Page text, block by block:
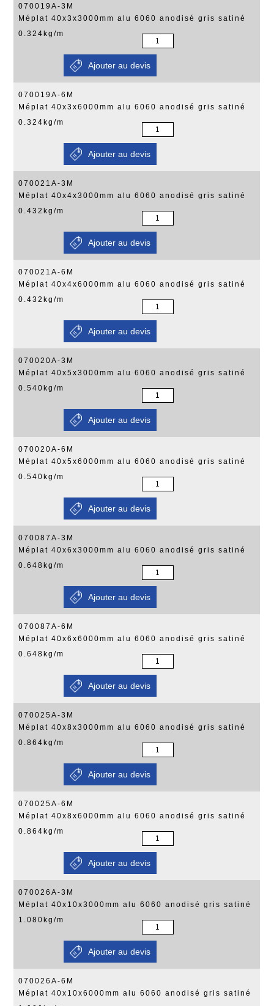
070019A-3M
Méplat 40x3x3000mm alu 6060 anodisé gris satiné
0.324kg/m
070019A-6M
Méplat 40x3x6000mm alu 6060 anodisé gris satiné
0.324kg/m
070021A-3M
Méplat 40x4x3000mm alu 6060 anodisé gris satiné
0.432kg/m
070021A-6M
Méplat 40x4x6000mm alu 6060 anodisé gris satiné
0.432kg/m
070020A-3M
Méplat 40x5x3000mm alu 6060 anodisé gris satiné
0.540kg/m
070020A-6M
Méplat 40x5x6000mm alu 6060 anodisé gris satiné
0.540kg/m
070087A-3M
Méplat 40x6x3000mm alu 6060 anodisé gris satiné
0.648kg/m
070087A-6M
Méplat 40x6x6000mm alu 6060 anodisé gris satiné
0.648kg/m
070025A-3M
Méplat 40x8x3000mm alu 6060 anodisé gris satiné
0.864kg/m
070025A-6M
Méplat 40x8x6000mm alu 6060 anodisé gris satiné
0.864kg/m
070026A-3M
Méplat 40x10x3000mm alu 6060 anodisé gris satiné
1.080kg/m
070026A-6M
Méplat 40x10x6000mm alu 6060 anodisé gris satiné